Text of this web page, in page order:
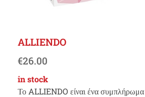
ALLIENDO
€26.00
in stock
Το ALLIENDO είναι ένα συμπλήρωμα